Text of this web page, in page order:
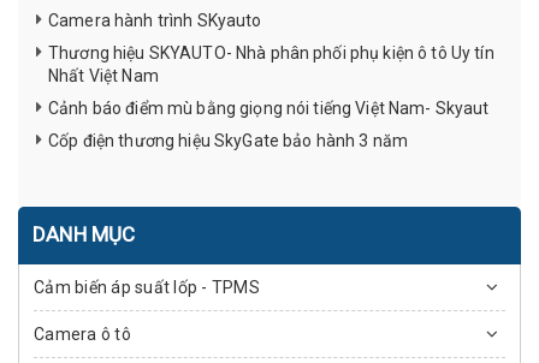
Camera hành trình SKyauto
Thương hiệu SKYAUTO- Nhà phân phối phụ kiện ô tô Uy tín
Nhất Việt Nam
Cảnh báo điểm mù bằng giọng nói tiếng Việt Nam- Skyaut
Cốp điện thương hiệu SkyGate bảo hành 3 năm
DANH MỤC
Cảm biến áp suất lốp - TPMS
Camera ô tô